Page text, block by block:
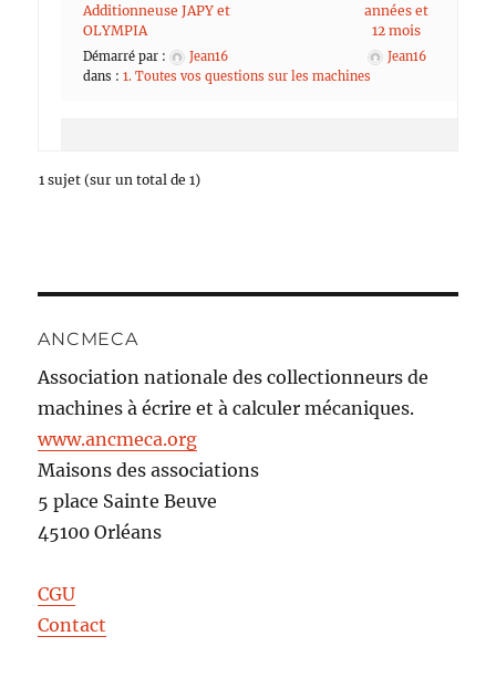
Additionneuse JAPY et
OLYMPIA
Démarré par :
Jean16
dans :1. Toutes vos questions sur les machines
années et
12 mois
Jean16
1 sujet (sur un total de 1)
ANCMECA
Association nationale des collectionneurs de
machines à écrire et à calculer mécaniques.
www.ancmeca.org
Maisons des associations
5 place Sainte Beuve
45100 Orléans
CGU
Contact